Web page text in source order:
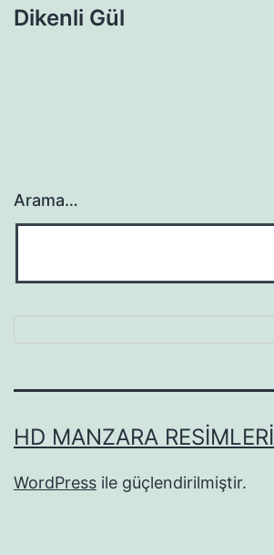
Dikenli Gül
Arama…
HD MANZARA RESIMLERI
WordPress ile güçlendirilmiştir.